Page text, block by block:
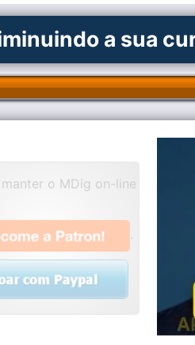
a sua
o MDig on-line
.